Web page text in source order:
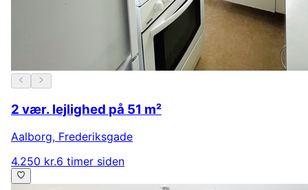
2 vær. lejlighed på 51 m²
Aalborg, Frederiksgade
4.250 kr.6 timer siden